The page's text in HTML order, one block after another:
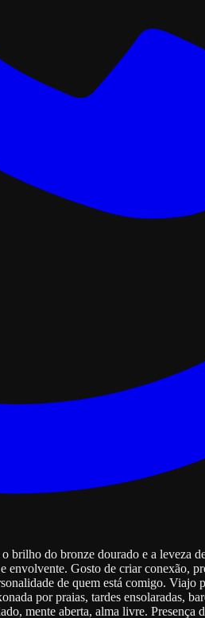
do bronze dourado e a leveza
Gosto de criar conexão,
de quem está comigo. Viajo
por praias, tardes ensolaradas,
mente aberta, alma livre. Presença